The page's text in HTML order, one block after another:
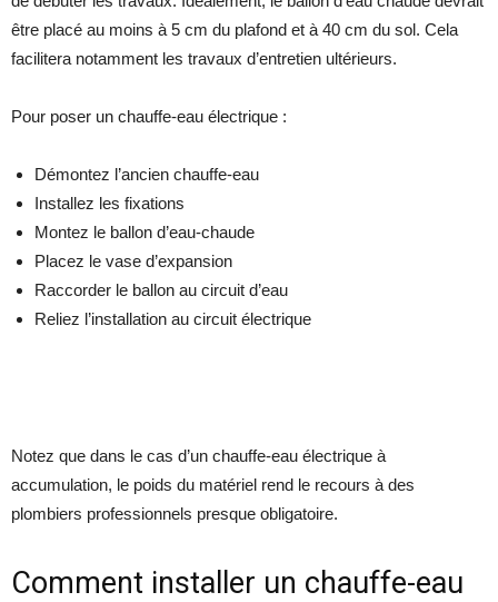
être placé au moins à 5 cm du plafond et à 40 cm du sol. Cela
facilitera notamment les travaux d’entretien ultérieurs.
Pour poser un chauffe-eau électrique :
Démontez l’ancien chauffe-eau
Installez les fixations
Montez le ballon d’eau-chaude
Placez le vase d’expansion
Raccorder le ballon au circuit d’eau
Reliez l’installation au circuit électrique
Notez que dans le cas d’un chauffe-eau électrique à
accumulation, le poids du matériel rend le recours à des
plombiers professionnels presque obligatoire.
Comment installer un chauffe-eau